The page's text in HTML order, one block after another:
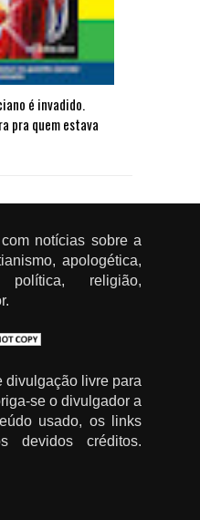
é invadido.
pra quem estava
notícias sobre a
apologética,
política, religião,
divulgação livre para
se o divulgador a
usado, os links
créditos.